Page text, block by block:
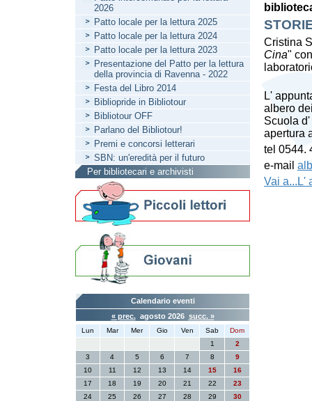
Cristina
Cina"
L'
albero
Scuola
apertura
tel 0544.
e-mail
Vai a...L'
2026
Patto locale per la lettura 2025
Patto locale per la lettura 2024
Patto locale per la lettura 2023
Presentazione del Patto per la lettura
della provincia di Ravenna - 2022
Festa del Libro 2014
Bibliopride in Bibliotour
Bibliotour OFF
Parlano del Bibliotour!
Premi e concorsi letterari
SBN: un'eredità per il futuro
Per bibliotecari e archivisti
Calendario eventi
« prec.agosto 2026 succ. »
Lun Mar Mer Gio Ven Sab
Dom
1
2
3
4 5 6 7 8
9
10
11 12 13 14 15
16
17
18 19 20 21 22
23
24
25 26 27 28 29
30